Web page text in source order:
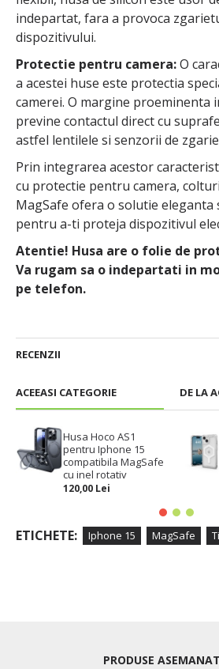
ACEEASI CATEGORIE DE LA
Husa Hoco AS1
pentru Iphone 15
compatibila MagSafe
cu inel rotativ
120,00 Lei
indepartat, fara a provoca
dispozitivului.
Protectie pentru camera:O
a acestei huse este protectia
camerei. O margine proeminenta
previne contactul direct cu
astfel lentilele si senzorii de
Prin integrarea acestor
cu protectie pentru camera,
MagSafe ofera o solutie eleganta
pentru a-ti proteja dispozitivul
Atentie! Husa are o folie de
Va rugam sa o indepartati in
pe telefon.
RECENZII
ETICHETE: Iphone 15 MagSafe
PRODUSE